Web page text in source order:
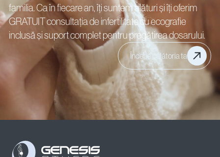
familia. Ca în fiecare an, îți suntem alături și îți oferim
GRATUIT consultația de infertilitate cu ecografie
inclusă și suport complet pentru pregătirea dosarului.
Începe călătoria ta